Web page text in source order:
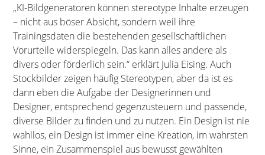
„KI-Bildgeneratoren können stereotype Inhalte erzeugen
– nicht aus böser Absicht, sondern weil ihre
Trainingsdaten die bestehenden gesellschaftlichen
Vorurteile widerspiegeln. Das kann alles andere als
divers oder förderlich sein.“ erklärt Julia Eising. Auch
Stockbilder zeigen häufig Stereotypen, aber da ist es
dann eben die Aufgabe der Designerinnen und
Designer, entsprechend gegenzusteuern und passende,
diverse Bilder zu finden und zu nutzen. Ein Design ist nie
wahllos, ein Design ist immer eine Kreation, im wahrsten
Sinne, ein Zusammenspiel aus bewusst gewählten